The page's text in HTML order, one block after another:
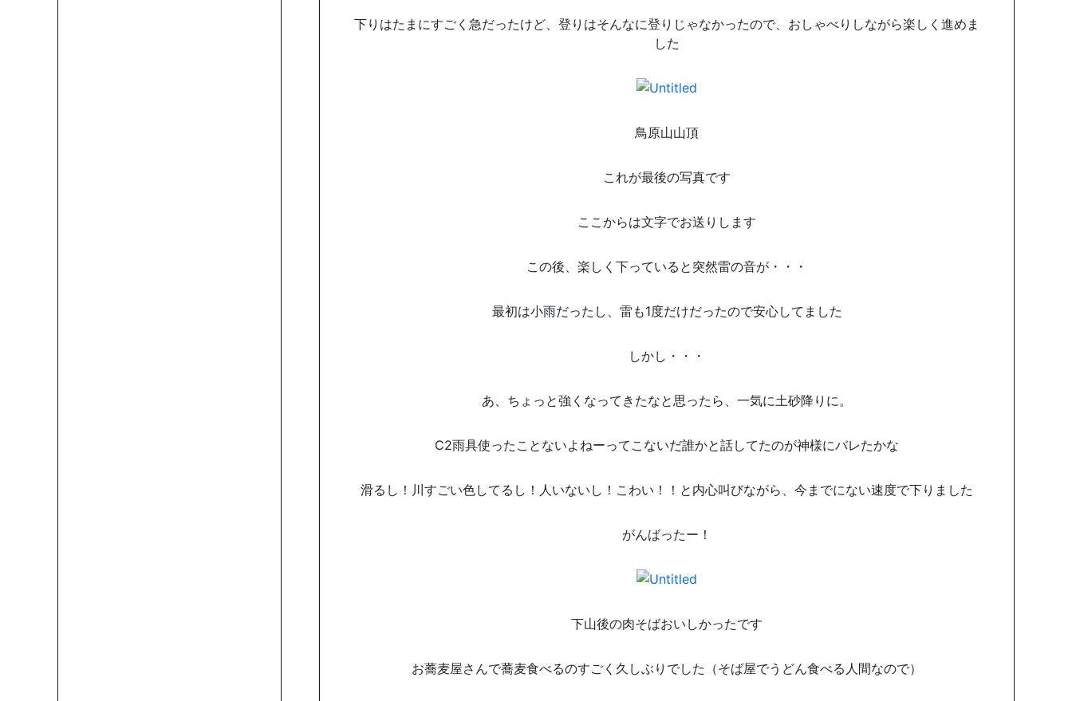
下りはたまにすごく急だったけど、登りはそんなに登りじゃなかったので、おしゃべりしながら楽しく進めま
した
鳥原山山頂
これが最後の写真です
ここからは文字でお送りします
この後、楽しく下っていると突然雷の音が・・・
最初は小雨だったし、雷も1度だけだったので安心してました
しかし・・・
あ、ちょっと強くなってきたなと思ったら、一気に土砂降りに。
C2雨具使ったことないよねーってこないだ誰かと話してたのが神様にバレたかな
滑るし！川すごい色してるし！人いないし！こわい！！と内心叫びながら、今までにない速度で下りました
がんばったー！
下山後の肉そばおいしかったです
お蕎麦屋さんで蕎麦食べるのすごく久しぶりでした（そば屋でうどん食べる人間なので）